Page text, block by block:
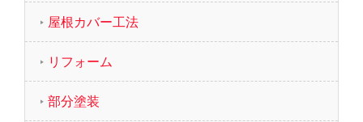
屋根カバー工法
リフォーム
部分塗装